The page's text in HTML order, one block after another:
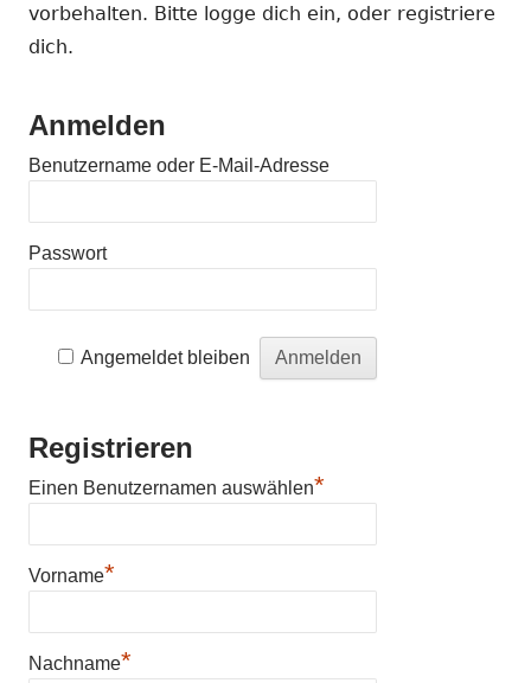
vorbehalten. Bitte logge dich ein, oder registriere
dich.
Anmelden
Benutzername oder E-Mail-Adresse
Passwort
r
n
t
i
v
:
Angemeldet bleiben
Registrieren
Einen Benutzernamen auswählen*
Vorname*
Nachname*